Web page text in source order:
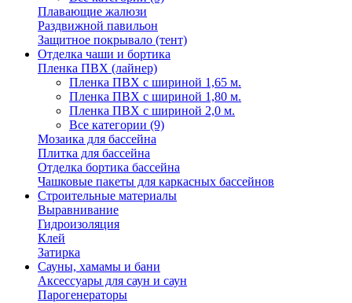
Плавающие жалюзи
Раздвижной павильон
Защитное покрывало (тент)
Отделка чаши и бортика
Пленка ПВХ (лайнер)
Пленка ПВХ с шириной 1,65 м.
Пленка ПВХ с шириной 1,80 м.
Пленка ПВХ с шириной 2,0 м.
Все категории (9)
Мозаика для бассейна
Плитка для бассейна
Отделка бортика бассейна
Чашковые пакеты для каркасных бассейнов
Строительные материалы
Выравнивание
Гидроизоляция
Клей
Затирка
Сауны, хамамы и бани
Аксессуары для саун и саун
Парогенераторы